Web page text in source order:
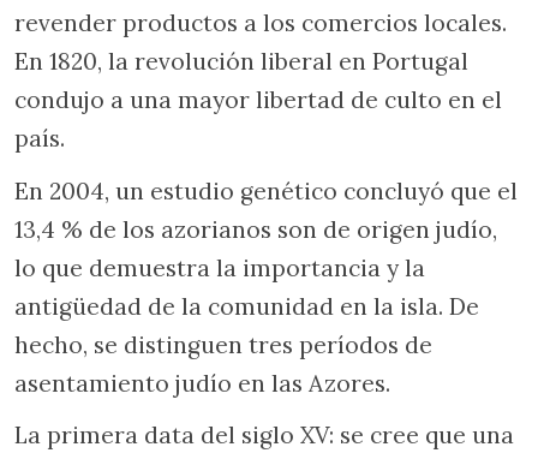
revender productos a los comercios locales.
En 1820, la revolución liberal en Portugal
condujo a una mayor libertad de culto en el
país.
En 2004, un estudio genético concluyó que el
13,4 % de los azorianos son de origen judío,
lo que demuestra la importancia y la
antigüedad de la comunidad en la isla. De
hecho, se distinguen tres períodos de
asentamiento judío en las Azores.
La primera data del siglo XV: se cree que una